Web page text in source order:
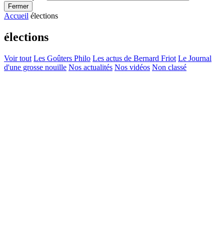
Fermer
Accueil élections
élections
Voir tout Les Goûters Philo Les actus de Bernard Friot Le Journal
d'une grosse nouille Nos actualités Nos vidéos Non classé